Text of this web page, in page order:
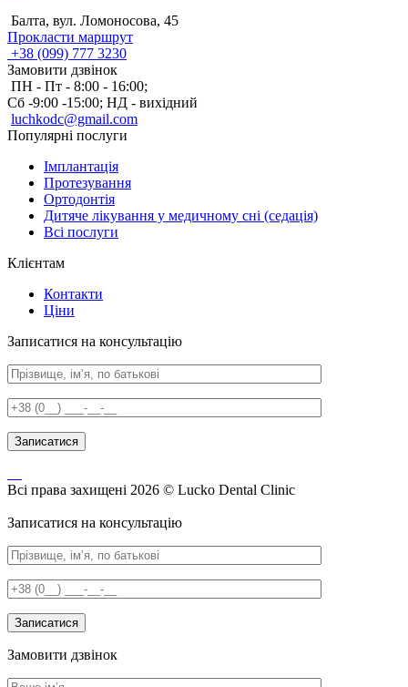
Балта, вул. Ломоносова, 45
Прокласти маршрут
+38 (099) 777 3230
Замовити дзвінок
ПН - Пт - 8:00 - 16:00;
Сб -9:00 -15:00; НД - вихідний
luchkodc@gmail.com
Популярні послуги
Імплантація
Протезування
Ортодонтія
Дитяче лікування у медичному сні (седація)
Всі послуги
Клієнтам
Контакти
Ціни
Записатися на консультацію
Всі права захищені 2026 © Lucko Dental Clinic
Записатися на консультацію
Замовити дзвінок